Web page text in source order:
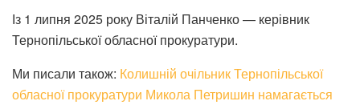
Із 1 липня 2025 року Віталій Панченко — керівник
Тернопільської обласної прокуратури.
Ми писали також: Колишній очільник Тернопільської
обласної прокуратури Микола Петришин намагається